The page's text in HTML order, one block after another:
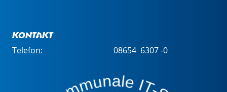
Kontakt
Telefon: 08654 6307 -0